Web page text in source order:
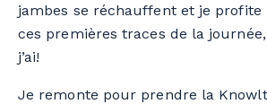
jambes se réchauffent et je profite
ces premières traces de la
j’ai!
Je remonte pour prendre la